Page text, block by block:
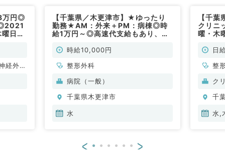
万円◎
日の
経外
【千葉県／木更津市】★ゆったり
勤務★AM：外来＋PM：病棟◎時
給1万円～◎高速代支給もあり、都
です(非常勤／整形外科)
時給10,000円
整形外科
病院（一般）
千葉県木更津市
水
【千
クリニ
曜・木
日
整
ク
千
水,
< >